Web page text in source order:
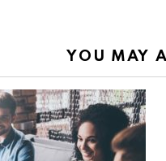
YOU MAY